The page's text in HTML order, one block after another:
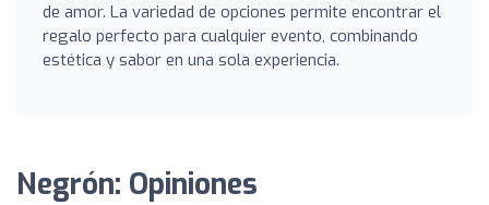
de amor. La variedad de opciones permite encontrar el
regalo perfecto para cualquier evento, combinando
estética y sabor en una sola experiencia.
Negrón: Opiniones